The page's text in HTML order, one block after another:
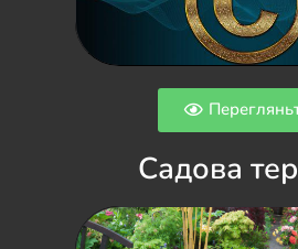
Садова